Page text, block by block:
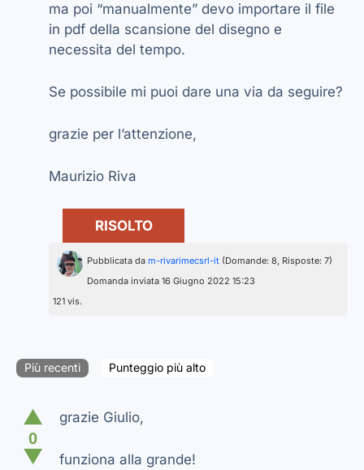
ma poi “manualmente” devo importare il file
in pdf della scansione del disegno e
necessita del tempo.
Se possibile mi puoi dare una via da seguire?
grazie per l’attenzione,
Maurizio Riva
RISOLTO
Pubblicata da m-rivarimecsrl-it (Domande: 8, Risposte: 7)
Domanda inviata 16 Giugno 2022 15:23
121 vis.
Più recenti Punteggio più alto
▲
0
▼
grazie Giulio,
funziona alla grande!